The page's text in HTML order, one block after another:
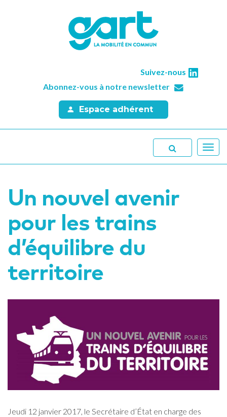
Suivez-nous
Abonnez-vous à notre newsletter
Espace adhérent
Un nouvel avenir
pour les trains
d’équilibre du
territoire
Jeudi 12 janvier 2017, le Secrétaire d’État en charge des